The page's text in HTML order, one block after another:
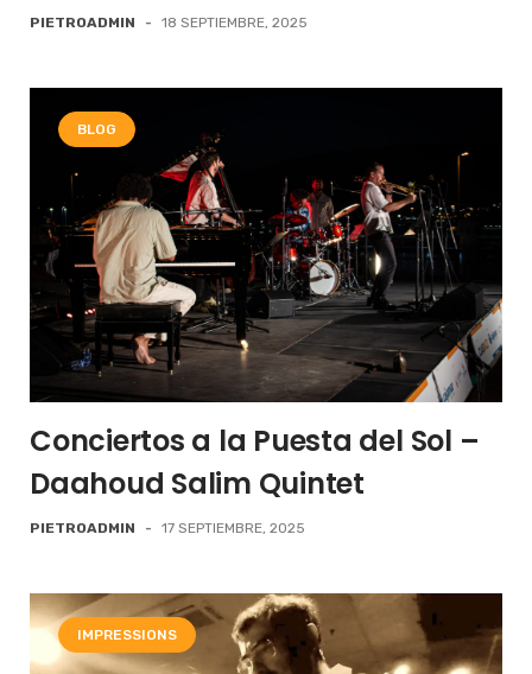
PIETROADMIN - 18 SEPTIEMBRE, 2025
BLOG
Conciertos a la Puesta del Sol –
Daahoud Salim Quintet
PIETROADMIN - 17 SEPTIEMBRE, 2025
IMPRESSIONS